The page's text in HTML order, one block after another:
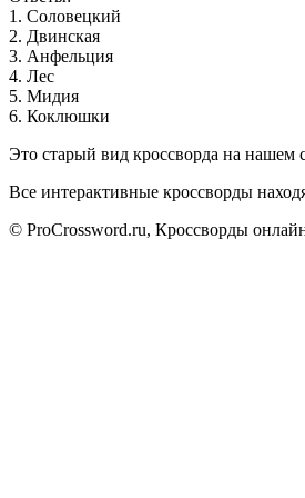
1 . Соловецкий
2. Двинская
3. Анфельция
4. Лес
5. Мидия
6. Коклюшки
Это старый вид кроссворда на нашем
Все интерактивные кроссворды
© ProCrossword.ru, Кроссворды